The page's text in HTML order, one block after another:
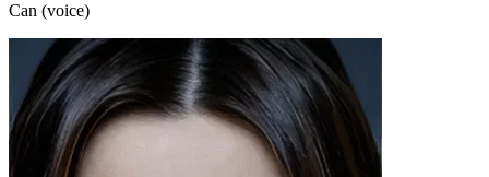
Can (voice)